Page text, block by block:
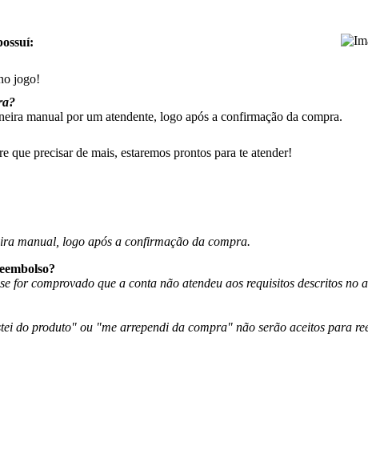
jogo!
manual por um atendente, logo após a confirmação da compra.
que precisar de mais, estaremos prontos para te atender!
manual, logo após a confirmação da compra.
for comprovado que a conta não atendeu aos requisitos descritos no
do produto" ou "me arrependi da compra" não serão aceitos para